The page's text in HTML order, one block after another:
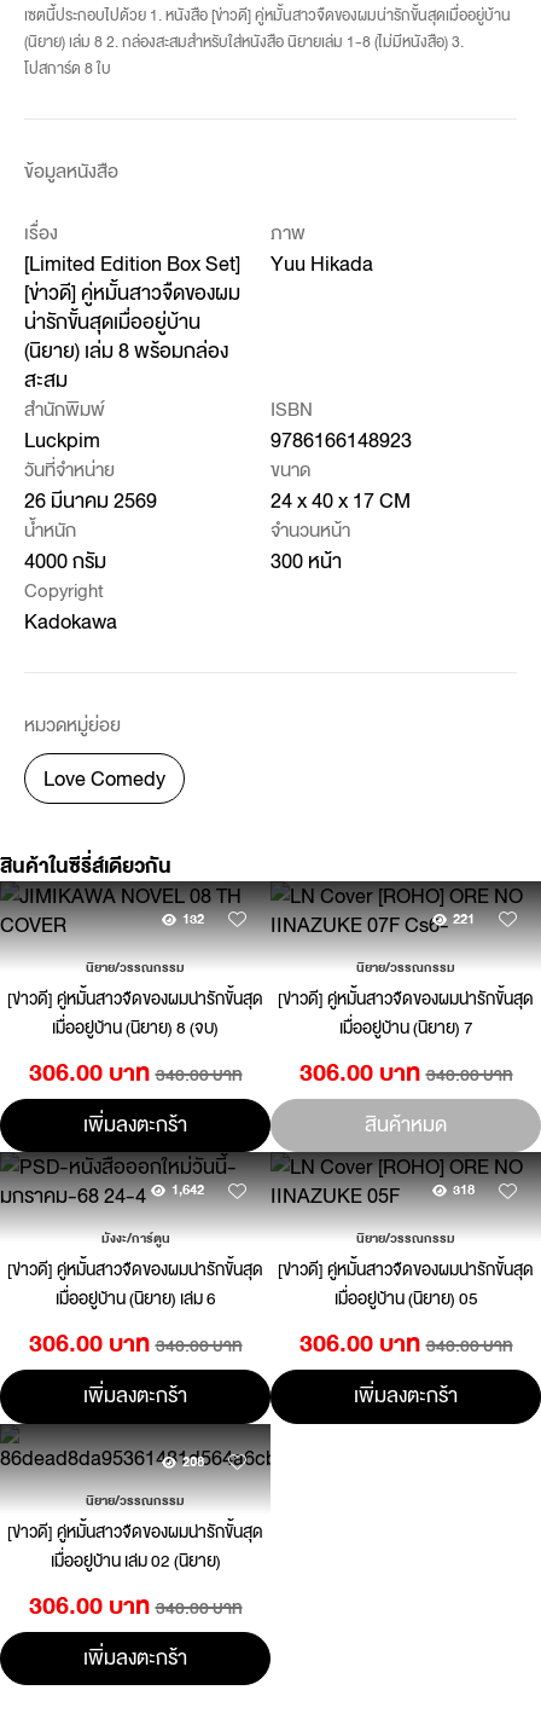
เซตนี้ประกอบไปด้วย 1. หนังสือ [ข่าวดี] คู่หมั้นสาวจืดของผมน่ารักขั้นสุดเมื่ออยู่บ้าน
(นิยาย) เล่ม 8 2. กล่องสะสมสำหรับใส่หนังสือ นิยายเล่ม 1-8 (ไม่มีหนังสือ) 3.
โปสการ์ด 8 ใบ
ข้อมูลหนังสือ
เรื่อง
[Limited Edition Box Set]
[ข่าวดี] คู่หมั้นสาวจืดของผม
น่ารักขั้นสุดเมื่ออยู่บ้าน
(นิยาย) เล่ม 8 พร้อมกล่อง
สะสม
ภาพ
Yuu Hikada
สำนักพิมพ์
Luckpim
ISBN
9786166148923
วันที่จำหน่าย
26 มีนาคม 2569
ขนาด
24 x 40 x 17 CM
น้ำหนัก
4000 กรัม
จำนวนหน้า
300 หน้า
Copyright
Kadokawa
หมวดหมู่ย่อย
Love Comedy
สินค้าในซีรี่ส์เดียวกัน
132
นิยาย/วรรณกรรม
[ข่าวดี] คู่หมั้นสาวจืดของผมน่ารักขั้นสุด
เมื่ออยู่บ้าน (นิยาย) 8 (จบ)
306.00 บาท 340.00 บาท
เพิ่มลงตะกร้า
221
นิยาย/วรรณกรรม
[ข่าวดี] คู่หมั้นสาวจืดของผมน่ารักขั้นสุด
เมื่ออยู่บ้าน (นิยาย) 7
306.00 บาท 340.00 บาท
สินค้าหมด
1,642
มังงะ/การ์ตูน
[ข่าวดี] คู่หมั้นสาวจืดของผมน่ารักขั้นสุด
เมื่ออยู่บ้าน (นิยาย) เล่ม 6
306.00 บาท 340.00 บาท
เพิ่มลงตะกร้า
318
นิยาย/วรรณกรรม
[ข่าวดี] คู่หมั้นสาวจืดของผมน่ารักขั้นสุด
เมื่ออยู่บ้าน (นิยาย) 05
306.00 บาท 340.00 บาท
เพิ่มลงตะกร้า
208
นิยาย/วรรณกรรม
[ข่าวดี] คู่หมั้นสาวจืดของผมน่ารักขั้นสุด
เมื่ออยู่บ้าน เล่ม 02 (นิยาย)
306.00 บาท 340.00 บาท
เพิ่มลงตะกร้า